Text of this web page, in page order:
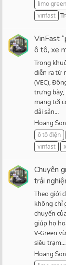
limo green
vinfast
VinFast
ô tô, xe
Trong
diễn ra từ
(VEC),
trưng bày,
mang tới
dải sản...
Hoang Son
ô tô điện
vinfast
Chuyên
trải
Theo giới
không chỉ
chuyển
giúp họ
V-Green
siêu trạm...
Hoang Son